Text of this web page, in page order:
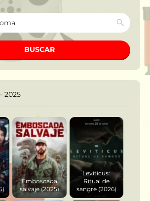
BUSCAR
2025
Emboscada
salvaje (2025)
Leviticus:
Ritual de
sangre (2026)